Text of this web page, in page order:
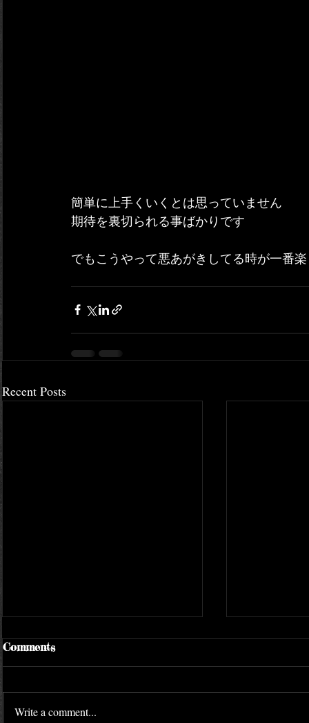
簡単に上手くいくとは思っていません
期待を裏切られる事ばかりです
でもこうやって悪あがきしてる時が一番
Recent Posts
Report Thank you
Comments
Write a comment...